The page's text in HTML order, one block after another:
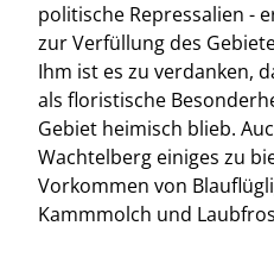
politische Repressalien -
zur Verfüllung des
Ihm ist es zu verdanken,
als floristische
Gebiet heimisch blieb.
Wachtelberg einiges zu
Vorkommen von
Kammmolch und